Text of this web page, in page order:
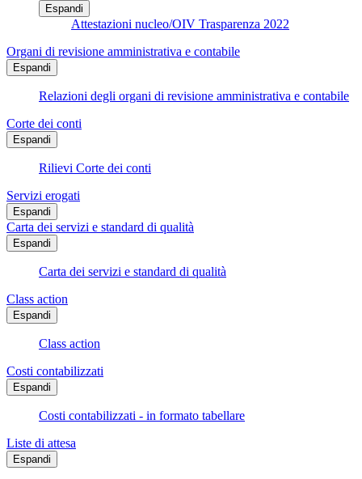
Espandi
Attestazioni nucleo/OIV Trasparenza 2022
Organi di revisione amministrativa e contabile
Espandi
Relazioni degli organi di revisione amministrativa e contabile
Corte dei conti
Espandi
Rilievi Corte dei conti
Servizi erogati
Espandi
Carta dei servizi e standard di qualità
Espandi
Carta dei servizi e standard di qualità
Class action
Espandi
Class action
Costi contabilizzati
Espandi
Costi contabilizzati - in formato tabellare
Liste di attesa
Espandi